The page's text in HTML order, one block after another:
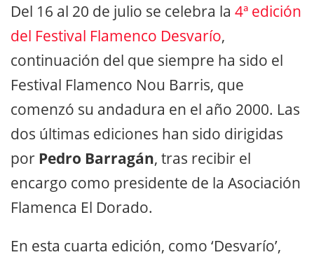
Del 16 al 20 de julio se celebra la 4ª edición
del Festival Flamenco Desvarío,
continuación del que siempre ha sido el
Festival Flamenco Nou Barris, que
comenzó su andadura en el año 2000. Las
dos últimas ediciones han sido dirigidas
por Pedro Barragán, tras recibir el
encargo como presidente de la Asociación
Flamenca El Dorado.
En esta cuarta edición, como ‘Desvarío’,